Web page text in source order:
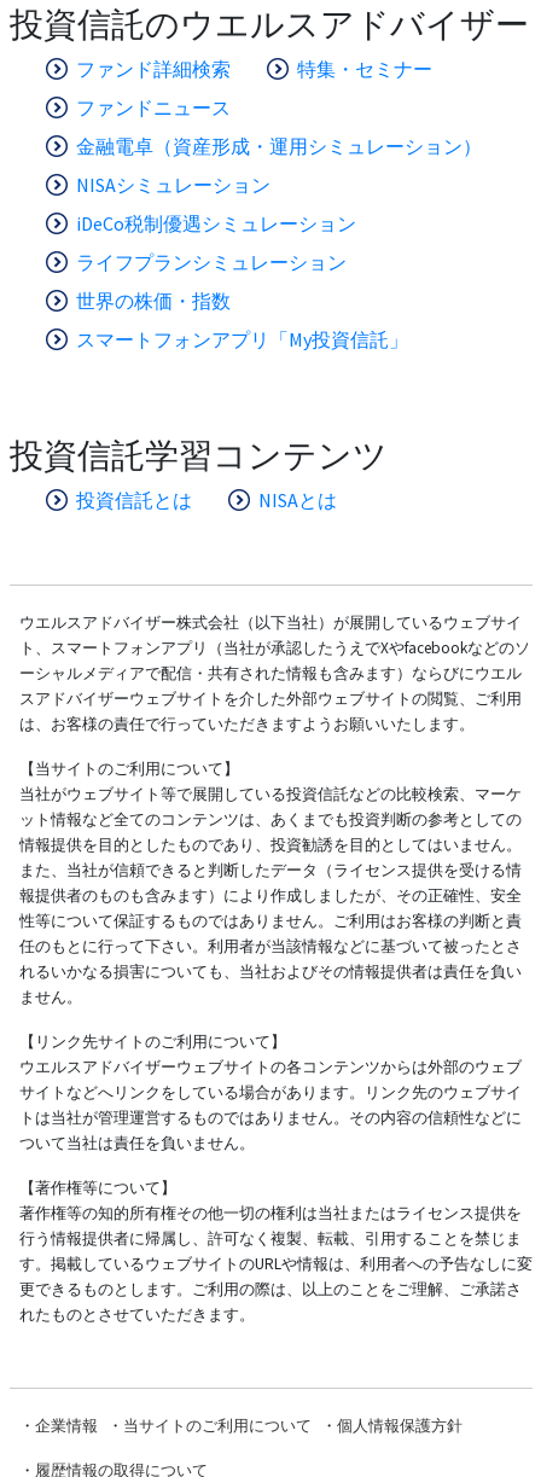
投資信託のウエルスアドバイザー
ファンド詳細検索
特集・セミナー
ファンドニュース
金融電卓（資産形成・運用シミュレーション）
NISAシミュレーション
iDeCo税制優遇シミュレーション
ライフプランシミュレーション
世界の株価・指数
スマートフォンアプリ「My投資信託」
投資信託学習コンテンツ
投資信託とは NISAとは
ウエルスアドバイザー株式会社（以下当社）が展開しているウェブサイ
ト、スマートフォンアプリ（当社が承認したうえでXやfacebookなどのソ
ーシャルメディアで配信・共有された情報も含みます）ならびにウエル
スアドバイザーウェブサイトを介した外部ウェブサイトの閲覧、ご利用
は、お客様の責任で行っていただきますようお願いいたします。
【当サイトのご利用について】
当社がウェブサイト等で展開している投資信託などの比較検索、マーケ
ット情報など全てのコンテンツは、あくまでも投資判断の参考としての
情報提供を目的としたものであり、投資勧誘を目的としてはいません。
また、当社が信頼できると判断したデータ（ライセンス提供を受ける情
報提供者のものも含みます）により作成しましたが、その正確性、安全
性等について保証するものではありません。ご利用はお客様の判断と責
任のもとに行って下さい。利用者が当該情報などに基づいて被ったとさ
れるいかなる損害についても、当社およびその情報提供者は責任を負い
ません。
【リンク先サイトのご利用について】
ウエルスアドバイザーウェブサイトの各コンテンツからは外部のウェブ
サイトなどへリンクをしている場合があります。リンク先のウェブサイ
トは当社が管理運営するものではありません。その内容の信頼性などに
ついて当社は責任を負いません。
【著作権等について】
著作権等の知的所有権その他一切の権利は当社またはライセンス提供を
行う情報提供者に帰属し、許可なく複製、転載、引用することを禁じま
す。掲載しているウェブサイトのURLや情報は、利用者への予告なしに変
更できるものとします。ご利用の際は、以上のことをご理解、ご承諾さ
れたものとさせていただきます。
・ 企業情報 ・ 当サイトのご利用について ・ 個人情報保護方針
・ 履歴情報の取得について